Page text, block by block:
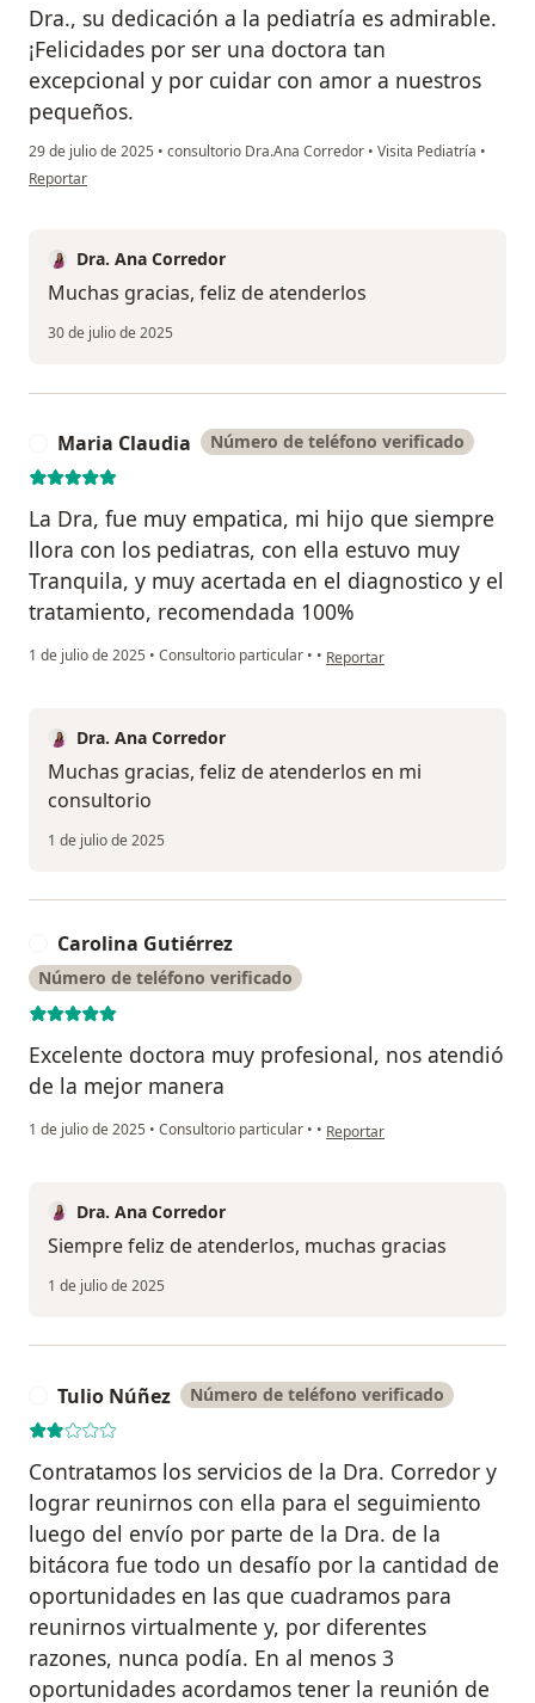
Dra., su dedicación a la pediatría es admirable.
¡Felicidades por ser una doctora tan
excepcional y por cuidar con amor a nuestros
pequeños.
29 de julio de 2025 • consultorio Dra.Ana Corredor • Visita Pediatría •
en opinión del usuario Diana Cáceres
Reportar
Dra. Ana Corredor
Muchas gracias, feliz de atenderlos
30 de julio de 2025
Maria Claudia Número de teléfono verificado
La Dra, fue muy empatica, mi hijo que siempre
llora con los pediatras, con ella estuvo muy
Tranquila, y muy acertada en el diagnostico y el
tratamiento, recomendada 100%
1 de julio de 2025 • Consultorio particular • • en opinión del usuario Maria
Reportar
Dra. Ana Corredor
Muchas gracias, feliz de atenderlos en mi
consultorio
1 de julio de 2025
Carolina Gutiérrez
Número de teléfono verificado
Excelente doctora muy profesional, nos atendió
de la mejor manera
1 de julio de 2025 • Consultorio particular • • en opinión del usuario
Reportar
Dra. Ana Corredor
Siempre feliz de atenderlos, muchas gracias
1 de julio de 2025
Tulio Núñez Número de teléfono verificado
Contratamos los servicios de la Dra. Corredor y
lograr reunirnos con ella para el seguimiento
luego del envío por parte de la Dra. de la
bitácora fue todo un desafío por la cantidad de
oportunidades en las que cuadramos para
reunirnos virtualmente y, por diferentes
razones, nunca podía. En al menos 3
oportunidades acordamos tener la reunión de